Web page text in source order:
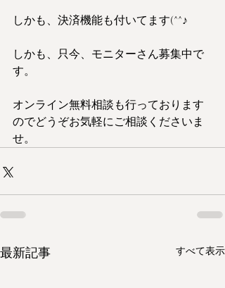
しかも、決済機能も付いてます(^^♪
しかも、只今、モニターさん募集中で
す。
オンライン無料相談も行っております
のでどうぞお気軽にご相談くださいま
せ。
最新記事 すべて表示